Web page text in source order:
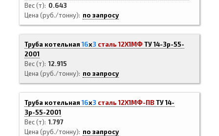
Вес (т)
0.643
Цена (руб./тонну)
по запросу
Труба котельная16х3 сталь 12Х1МФ ТУ 14-3р-55-
2001
Вес (т) 12.915
Цена (руб./тонну)
по запросу
Труба котельная16х3 сталь 12Х1МФ-ПВ ТУ 14-
3р-55-2001
Вес (т) 1.797
Цена (руб./тонну)
по запросу